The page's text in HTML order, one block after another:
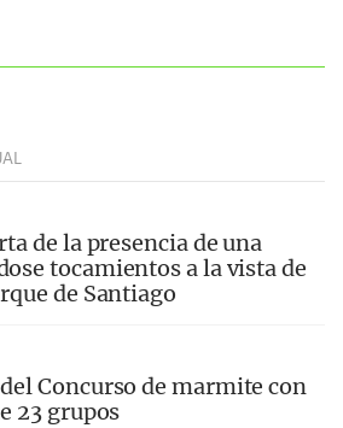
de la presencia de una
tocamientos a la vista de
de Santiago
Concurso de marmite con
23 grupos